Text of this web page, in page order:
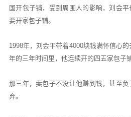
国开包子铺，受到周围人的影响，刘会
要开家包子铺。
1998年，刘会平带着4000块钱满怀信心
年的三年时间里，他连续开的四五家包子
那三年，卖包子不没让他赚到钱，甚至
弃。